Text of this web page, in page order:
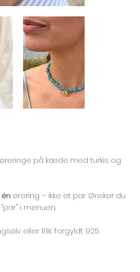
på kæde med turkis og
én ørering – ikke et par. Ønsker du
i menuen.
eller 18K forgyldt 925